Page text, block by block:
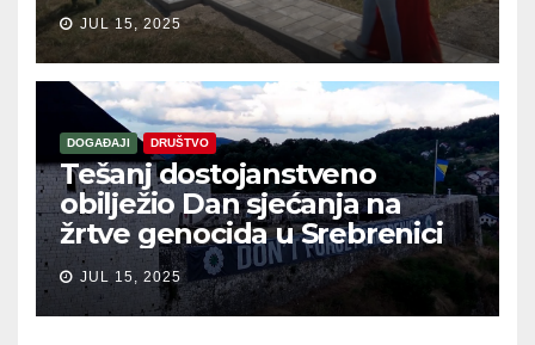
JUL 15, 2025
DOGAĐAJI DRUŠTVO
Tešanj dostojanstveno
obilježio Dan sjećanja na
žrtve genocida u Srebrenici
JUL 15, 2025